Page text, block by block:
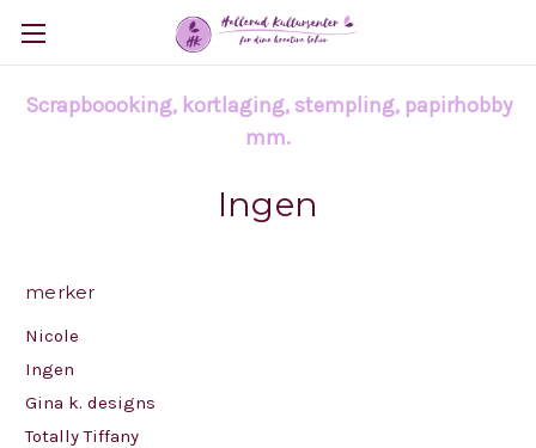
Scrapboooking, kortlaging, stempling, papirhobby
mm.
Ingen
merker
Nicole
Ingen
Gina k. designs
Totally Tiffany